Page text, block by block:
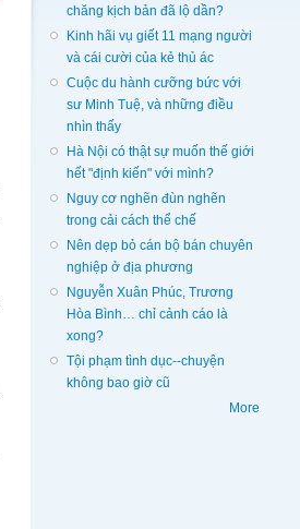
chăng kịch bản đã lộ dần?
Kinh hãi vụ giết 11 mạng người
và cái cười của kẻ thủ ác
Cuộc du hành cưỡng bức với
sư Minh Tuệ, và những điều
nhìn thấy
Hà Nội có thật sự muốn thế giới
hết "định kiến" với mình?
Nguy cơ nghẽn đùn nghẽn
trong cải cách thể chế
Nên dẹp bỏ cán bộ bán chuyên
nghiệp ở địa phương
Nguyễn Xuân Phúc, Trương
Hòa Bình… chỉ cảnh cáo là
xong?
Tội phạm tình dục--chuyện
không bao giờ cũ
More